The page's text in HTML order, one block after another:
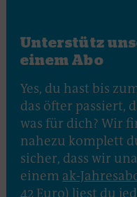
Unterstütz
einem Abo
Yes, du hast bis
das öfter passiert,
was für dich? Wir
nahezu komplett
sicher, dass wir
einem ak-
42 Euro) liest du